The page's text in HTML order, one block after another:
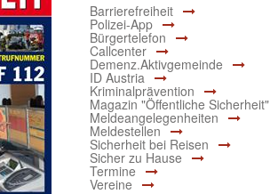
Barrierefreiheit
Polizei-App
Bürgertelefon
Callcenter
Demenz.Aktivgemeinde
ID Austria
Kriminalprävention
Magazin "Öffentliche Sicherheit"
Meldeangelegenheiten
Meldestellen
Sicherheit bei Reisen
Sicher zu Hause
Termine
Vereine